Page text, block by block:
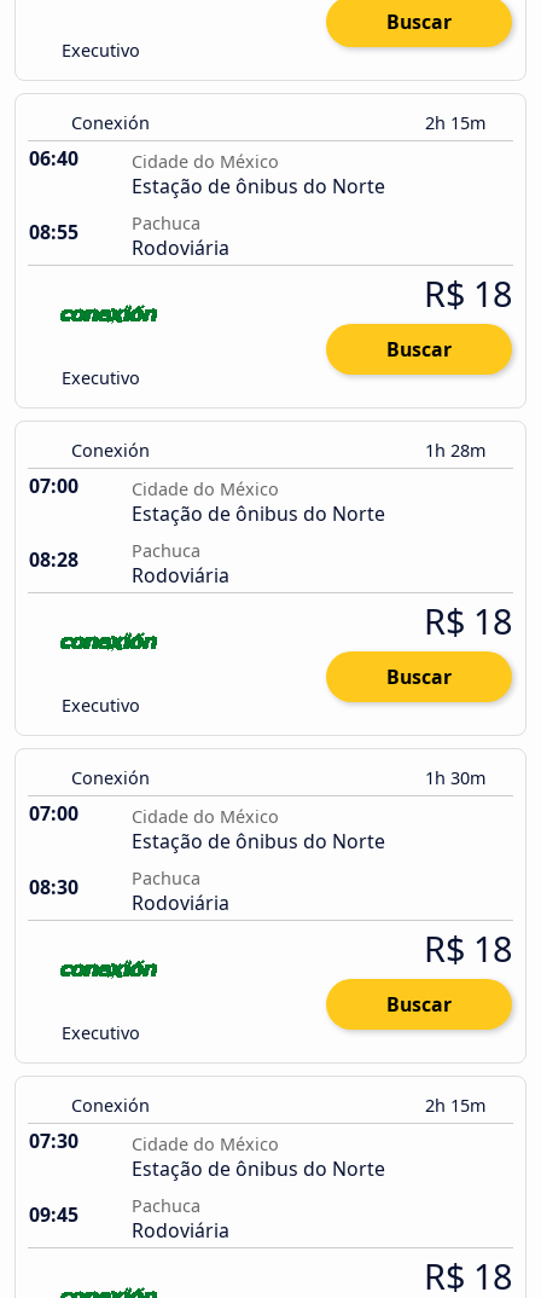
Executivo
Buscar
Conexión 2h 15m
06:40 Cidade do México
Estação de ônibus do Norte
08:55
Pachuca
Rodoviária
Executivo
R$ 18
Buscar
Conexión 1h 28m
07:00 Cidade do México
Estação de ônibus do Norte
08:28
Pachuca
Rodoviária
Executivo
R$ 18
Buscar
Conexión 1h 30m
07:00 Cidade do México
Estação de ônibus do Norte
08:30
Pachuca
Rodoviária
Executivo
R$ 18
Buscar
Conexión 2h 15m
07:30 Cidade do México
Estação de ônibus do Norte
09:45
Pachuca
Rodoviária
R$ 18